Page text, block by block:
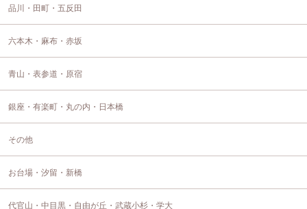
品川・田町・五反田
六本木・麻布・赤坂
青山・表参道・原宿
銀座・有楽町・丸の内・日本橋
その他
お台場・汐留・新橋
代官山・中目黒・自由が丘・武蔵小杉・学大